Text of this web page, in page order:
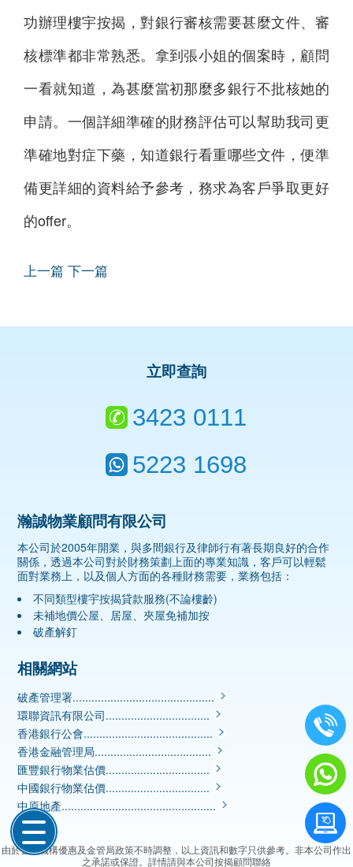
功辦理樓宇按揭，對銀行審核需要甚麼文件、審
核標準都非常熟悉。拿到張小姐的個案時，顧問
一看就知道，為甚麼當初那麼多銀行不批核她的
申請。一個詳細準確的財務評估可以幫助我司更
準確地對症下藥，知道銀行看重哪些文件，便準
備更詳細的資料給予參考，務求為客戶爭取更好
的offer。
上一篇 下一篇
立即查詢
3423 0111
5223 1698
瀚誠物業顧問有限公司
本公司於2005年開業，與多間銀行及律師行有著長期良好的合作
關係，透過本公司對於財務策劃上面的專業知識，客戶可以輕鬆
面對業務上，以及個人方面的各種財務需要，業務包括：
不同類型樓宇按揭貸款服務(不論樓齡)
未補地價公屋、居屋、夾屋免補加按
破產解釘
相關網站
破產管理署.............................................
環聯資訊有限公司.................................
香港銀行公會.........................................
香港金融管理局.....................................
匯豐銀行物業估價.................................
中國銀行物業估價.................................
中原地產.................................................
由於金融機構優惠及金管局政策不時調整，以上資訊和數字只供參考。非本公司作出
之承諾或保證。詳情請與本公司按揭顧問聯絡